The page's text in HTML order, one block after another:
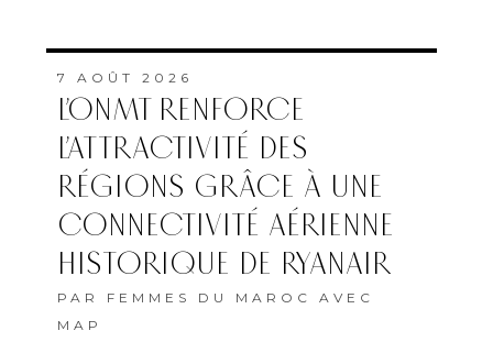
7 AOÛT 2026
L’ONMT RENFORCE
L’ATTRACTIVITÉ DES
RÉGIONS GRÂCE À UNE
CONNECTIVITÉ AÉRIENNE
HISTORIQUE DE RYANAIR
PAR FEMMES DU MAROC AVEC
MAP